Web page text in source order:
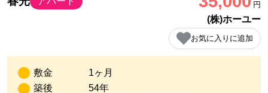
円
(株)ホーユー
お気に入りに追加
敷金
1ヶ月
築後
54年